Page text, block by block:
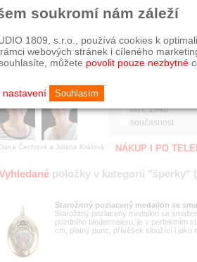
prověřená firma
u nás oceňují:
■ odborné zázemí
bezpečné prostředí
Dana Čechová a Jolana Králová
RYCHLÉ HLEDÁNÍ
HISTORICKÉ
všechno
před r. 1800
od r. 1940
současnost
NÁKUP I PO
položky v kategorii "šperky"
Starožitný pozlacený medailon se
Starožitný pozlacený medailon se
pozdního biedermeieru, je v perfektním
cm, platný punc, přívěšek sloužící i jako
soukromí nám záleží
1809, s.r.o., používá cookies k
webových stránek i cíleného
můžete povolit pouze nezbytné
nastavení Souhlasím